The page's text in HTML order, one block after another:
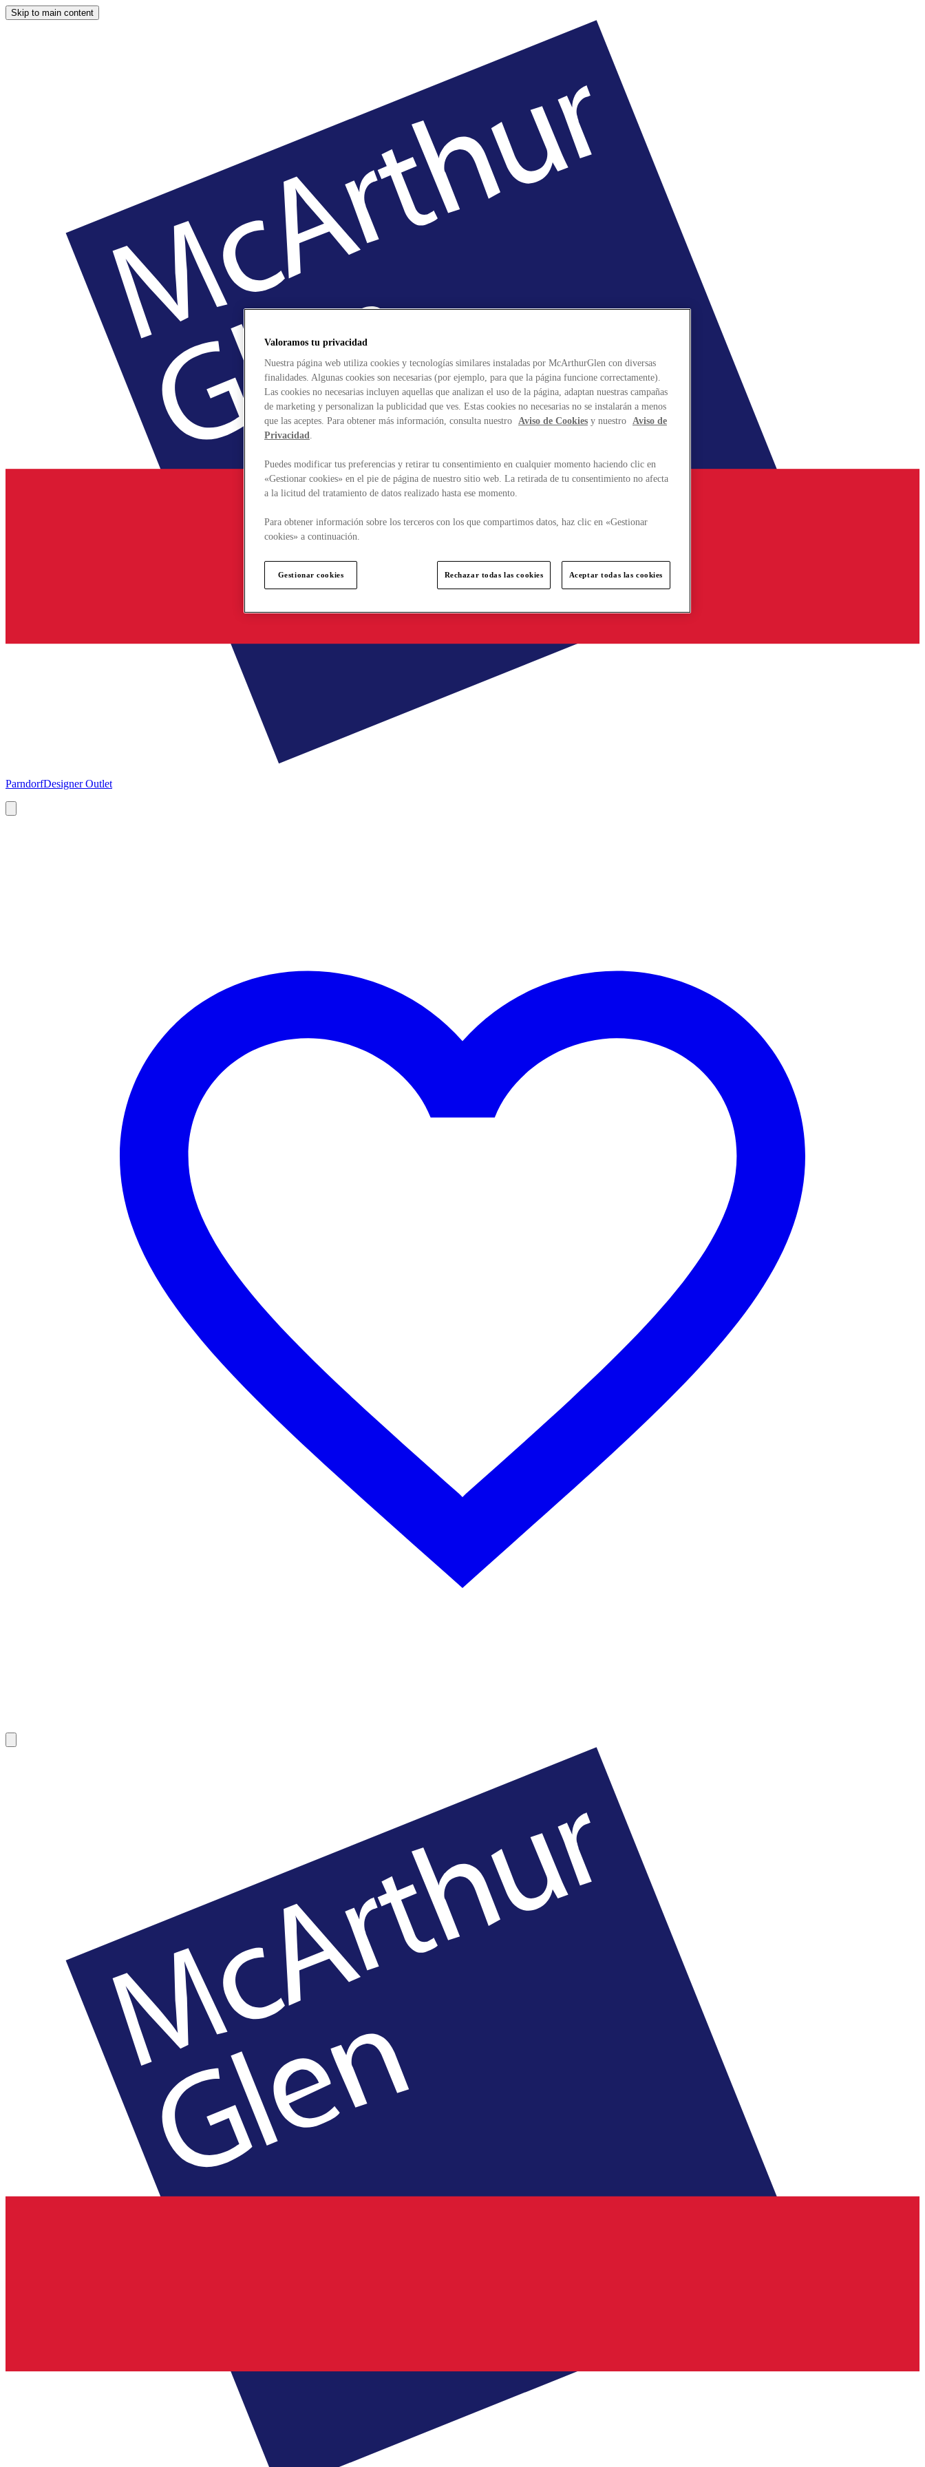
Skip to main content
ParndorfDesigner Outlet
Valoramos tu privacidad
Nuestra página web utiliza cookies y tecnologías similares instaladas por McArthurGlen con diversas
finalidades. Algunas cookies son necesarias (por ejemplo, para que la página funcione correctamente).
Las cookies no necesarias incluyen aquellas que analizan el uso de la página, adaptan nuestras campañas
de marketing y personalizan la publicidad que ves. Estas cookies no necesarias no se instalarán a menos
que las aceptes. Para obtener más información, consulta nuestro Aviso de Cookies y nuestro Aviso de
Privacidad.
Puedes modificar tus preferencias y retirar tu consentimiento en cualquier momento haciendo clic en
«Gestionar cookies» en el pie de página de nuestro sitio web. La retirada de tu consentimiento no afecta
a la licitud del tratamiento de datos realizado hasta ese momento.
Para obtener información sobre los terceros con los que compartimos datos, haz clic en «Gestionar
cookies» a continuación.
Gestionar cookies Rechazar todas las cookies Aceptar todas las cookies